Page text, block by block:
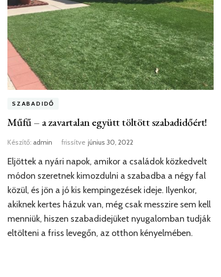
SZABADIDŐ
Műfű – a zavartalan együtt töltött szabadidőért!
Készítő: admin frissítve június 30, 2022
Eljöttek a nyári napok, amikor a családok közkedvelt
módon szeretnek kimozdulni a szabadba a négy fal
közül, és jön a jó kis kempingezések ideje. Ilyenkor,
akiknek kertes házuk van, még csak messzire sem kell
menniük, hiszen szabadidejüket nyugalomban tudják
eltölteni a friss levegőn, az otthon kényelmében.